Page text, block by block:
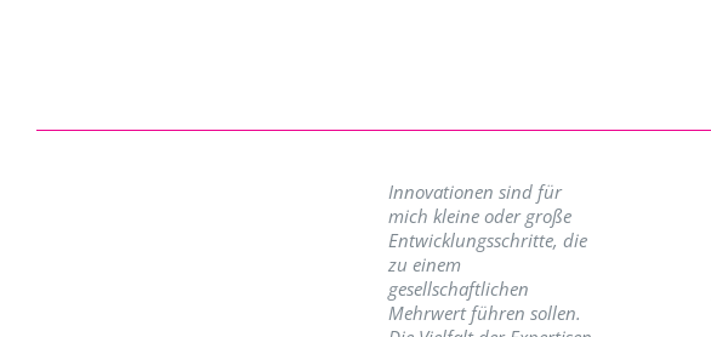
Innovationen sind für
mich kleine oder große
Entwicklungsschritte, die
zu einem
gesellschaftlichen
Mehrwert führen sollen.